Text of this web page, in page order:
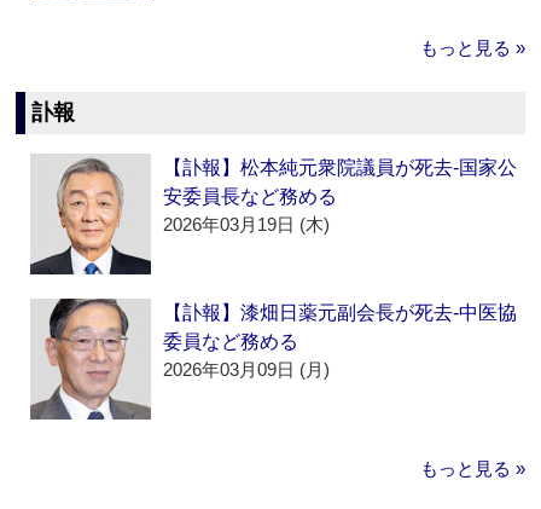
もっと見る »
訃報
【訃報】松本純元衆院議員が死去‐国家公
安委員長など務める
2026年03月19日 (木)
【訃報】漆畑日薬元副会長が死去‐中医協
委員など務める
2026年03月09日 (月)
もっと見る »